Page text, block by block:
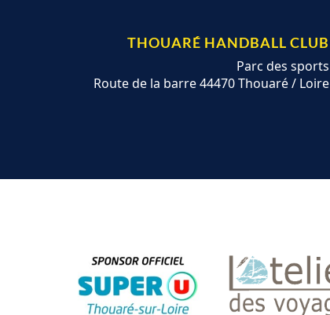
THOUARÉ HANDBALL CLUB
Parc des sports
Route de la barre 44470 Thouaré / Loire